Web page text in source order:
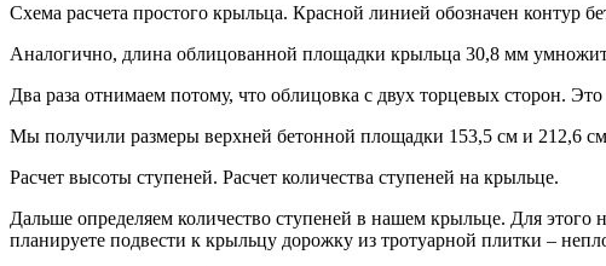
Схема расчета простого крыльца. Красной линией обозначен контур
Аналогично, длина облицованной площадки крыльца 30,8 мм
Два раза отнимаем потому, что облицовка с двух торцевых сторон.
Мы получили размеры верхней бетонной площадки 153,5 см и 212,6
Расчет высоты ступеней. Расчет количества ступеней на крыльце.
Дальше определяем количество ступеней в нашем крыльце. Для этого
планируете подвести к крыльцу дорожку из тротуарной плитки –